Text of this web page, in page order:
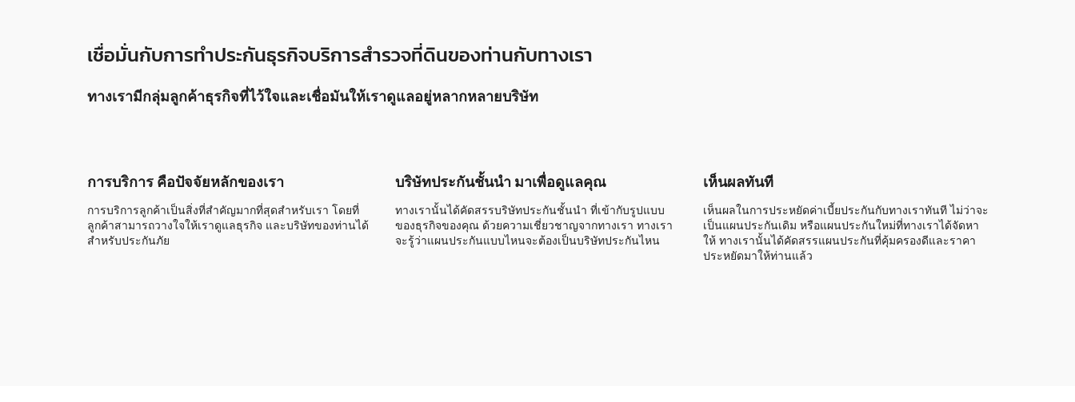
เชื่อมั่นกับการทำประกันธุรกิจบริการสำรวจที่ดินของท่านกับทางเรา
ทางเรามีกลุ่มลูกค้าธุรกิจที่ไว้ใจและเชื่อมันให้เราดูแลอยู่หลากหลายบริษัท
การบริการ คือปัจจัยหลักของเรา
การบริการลูกค้าเป็นสิ่งที่สำคัญมากที่สุดสำหรับเรา โดยที่
ลูกค้าสามารถวางใจให้เราดูแลธุรกิจ และบริษัทของท่านได้
สำหรับประกันภัย
บริษัทประกันชั้นนำ มาเพื่อดูแลคุณ
ทางเรานั้นได้คัดสรรบริษัทประกันชั้นนำ ที่เข้ากับรูปแบบ
ของธุรกิจของคุณ ด้วยความเชี่ยวชาญจากทางเรา ทางเรา
จะรู้ว่าแผนประกันแบบไหนจะต้องเป็นบริษัทประกันไหน
เห็นผลทันที
เห็นผลในการประหยัดค่าเบี้ยประกันกับทางเราทันที ไม่ว่าจะ
เป็นแผนประกันเดิม หรือแผนประกันใหม่ที่ทางเราได้จัดหา
ให้ ทางเรานั้นได้คัดสรรแผนประกันที่คุ้มครองดีและราคา
ประหยัดมาให้ท่านแล้ว